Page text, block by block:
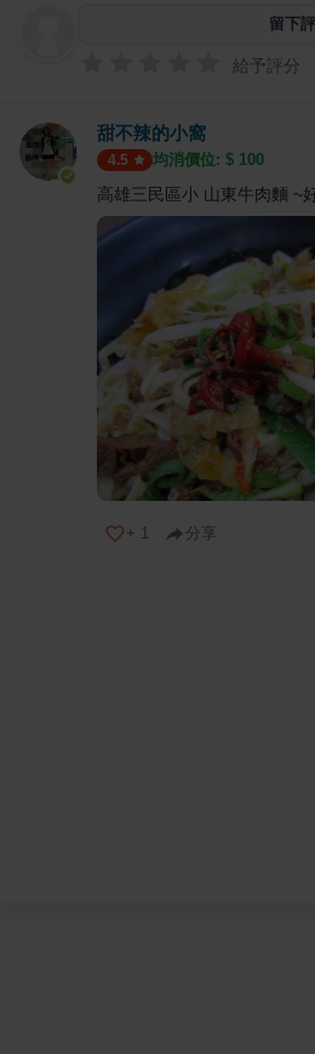
留下
給予評分
甜不辣的小窩
4.5 均消價位: $ 100
高雄三民區小 山東牛肉麵 ~
+ 1 分享